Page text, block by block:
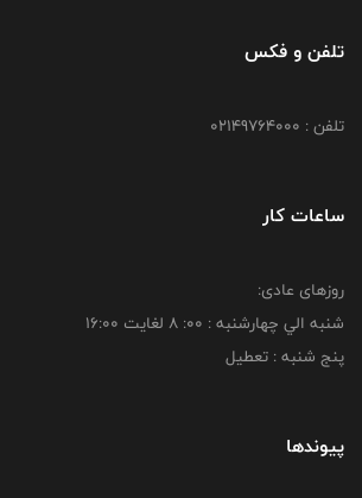
تلفن و فکس
تلفن : 02149764000
ساعات کار
روزهای عادی:
شنبه الي چهارشنبه : 00: 8 لغايت 16:00
پنج شنبه : تعطیل
پیوندها